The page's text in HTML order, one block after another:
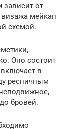
от
визажа мейкап
схемой.
Оно состоит
в
ресничным
бровей.